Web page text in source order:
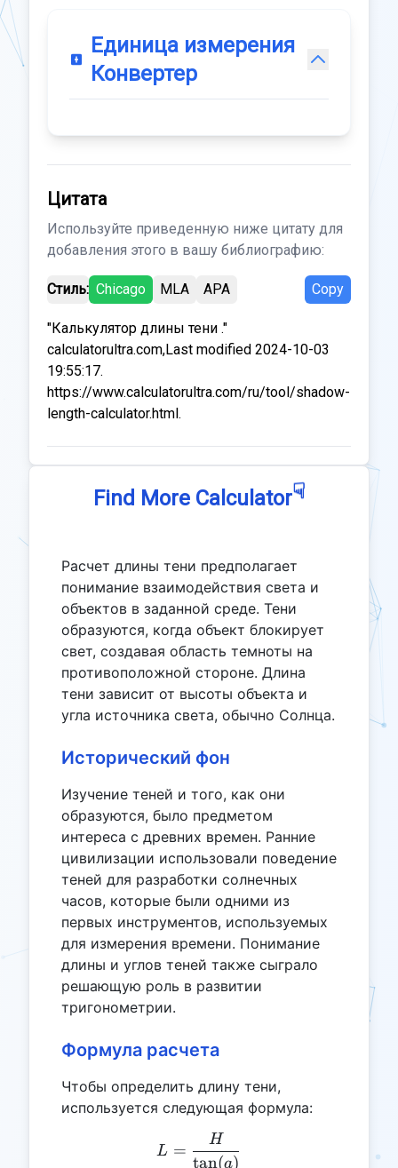
Единица измерения
Конвертер
Цитата
Используйте приведенную ниже цитату для
добавления этого в вашу библиографию:
Стиль: Chicago MLA APA Copy
"Калькулятор длины тени ."
calculatorultra.com,Last modified 2024-10-03
19:55:17.
https://www.calculatorultra.com/ru/tool/shadow-
length-calculator.html.
Find More Calculator☟
Расчет длины тени предполагает
понимание взаимодействия света и
объектов в заданной среде. Тени
образуются, когда объект блокирует
свет, создавая область темноты на
противоположной стороне. Длина
тени зависит от высоты объекта и
угла источника света, обычно Солнца.
Исторический фон
Изучение теней и того, как они
образуются, было предметом
интереса с древних времен. Ранние
цивилизации использовали поведение
теней для разработки солнечных
часов, которые были одними из
первых инструментов, используемых
для измерения времени. Понимание
длины и углов теней также сыграло
решающую роль в развитии
тригонометрии.
Формула расчета
Чтобы определить длину тени,
используется следующая формула:
L = \frac{H}{\tan(a)}
L =
tan(a)
H